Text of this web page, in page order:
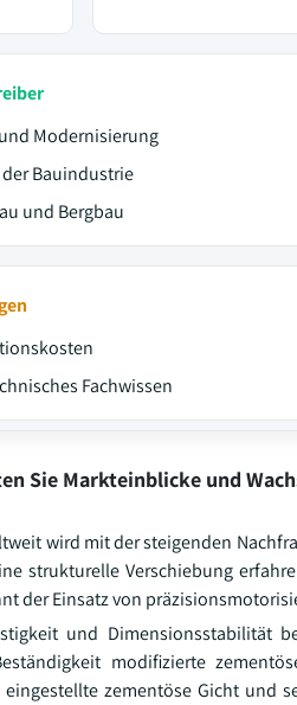
Modernisierung
Bauindustrie
und Bergbau
Fachwissen
Sie Markteinblicke und
wird mit der steigenden
strukturelle Verschiebung
der Einsatz von
und Dimensionsstabilität
modifizierte
zementöse Gicht und